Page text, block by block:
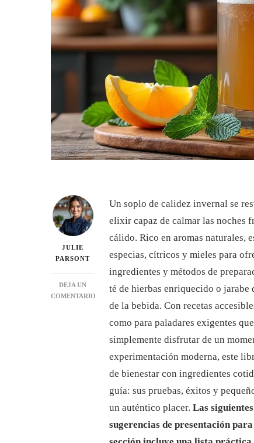
JULIE
PARSONT
DEJA UN
COMENTARIO
RECONFORTANTES
DISFRUTAR!
Un soplo de calidez invernal se
elixir capaz de calmar las noches
cálido. Rico en aromas naturales,
especias, cítricos y mieles para
ingredientes y métodos de
té de hierbas enriquecido o
de la bebida. Con recetas
como para paladares exigentes
simplemente disfrutar de un
experimentación moderna, este
de bienestar con ingredientes
guía: sus pruebas, éxitos y
un auténtico placer. Las
sugerencias de presentación